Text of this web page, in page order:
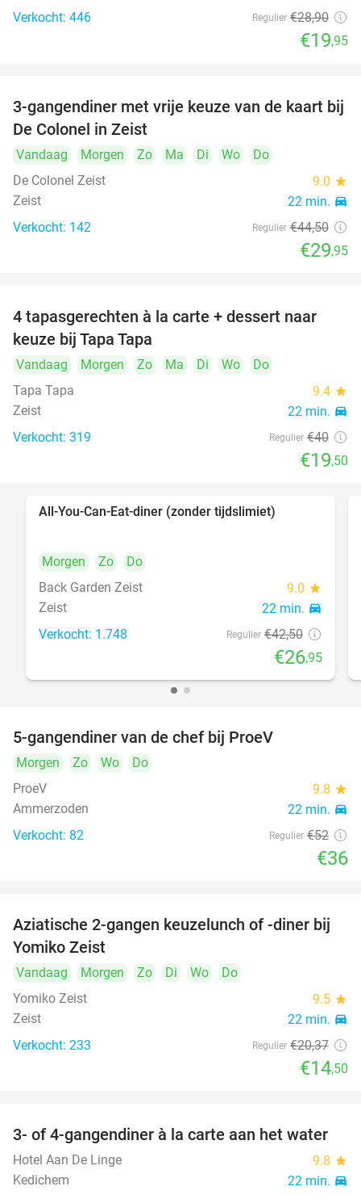
Verkocht: 446 Regulier €28,90
€19,95
33%
3-gangendiner met vrije keuze van de kaart bij
De Colonel in Zeist
Vandaag Morgen Zo Ma Di Wo
Do
De Colonel Zeist
9.0 star
Zeist 22 min. directions_car
Verkocht: 142 Regulier €44,50
€29,95
51%
4 tapasgerechten à la carte + dessert naar
keuze bij Tapa Tapa
Vandaag Morgen Zo Ma Di Wo
Do
Tapa Tapa
9.4 star
Zeist 22 min. directions_car
Verkocht: 319 Regulier €40
€19,50
All-You-Can-Eat-diner (zonder tijdslimiet)
Morgen Zo
Do
Back Garden Zeist
9.0 star
Zeist 22 min. directions_car
Verkocht: 1.748 Regulier €42,50
€26,95
5-gangendiner van de chef bij ProeV
Morgen Zo Wo
Do
ProeV
9.8 star
Ammerzoden 22 min. directions_car
Verkocht: 82 Regulier €52
€36
29%
Aziatische 2-gangen keuzelunch of -diner bij
Yomiko Zeist
Vandaag Morgen Zo Di Wo
Do
Yomiko Zeist
9.5 star
Zeist 22 min. directions_car
Verkocht: 233 Regulier €20,37
€14,50
39%
3- of 4-gangendiner à la carte aan het water
Hotel Aan De Linge 9.8 star
Kedichem 22 min. directions_car